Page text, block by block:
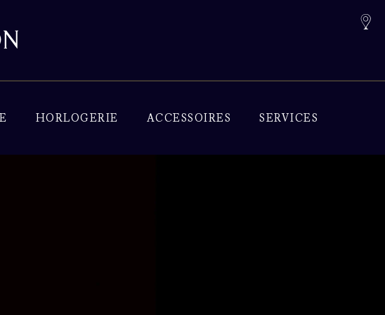
HORLOGERIE ACCESSOIRES SERVICES